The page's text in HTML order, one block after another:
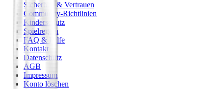
Sicherheit & Vertrauen
Community-Richtlinien
Kinderschutz
Spielregeln
FAQ & Hilfe
Kontakt
Datenschutz
AGB
Impressum
Konto löschen